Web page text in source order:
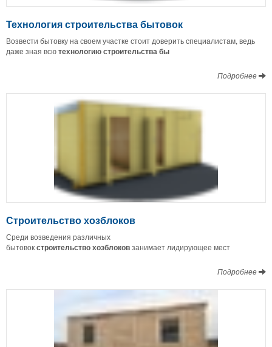
Технология строительства бытовок
Возвести бытовку на своем участке стоит доверить специалистам, ведь
даже зная всютехнологию строительства бы
Подробнее
Строительство хозблоков
Среди возведения различных
бытовокстроительствохозблоковзанимает лидирующее мест
Подробнее